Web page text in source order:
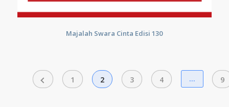
Majalah Swara Cinta Edisi 130
1 2 3 4 … 9